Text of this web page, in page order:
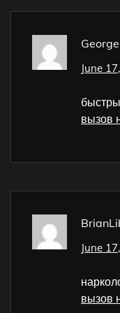
June
вызов
June
вызов